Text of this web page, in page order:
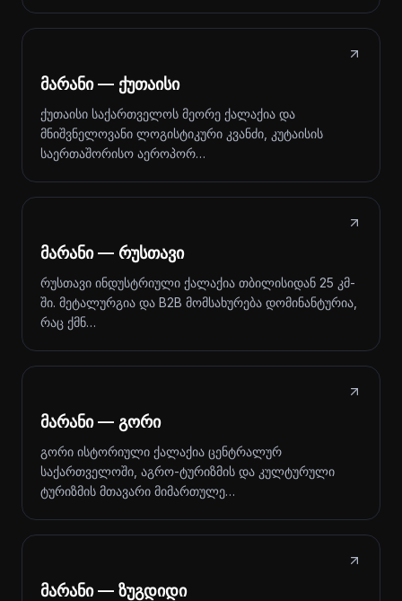
მარანი — ქუთაისი
ქუთაისი საქართველოს მეორე ქალაქია და
მნიშვნელოვანი ლოგისტიკური კვანძი, კუტაისის
საერთაშორისო აეროპორ…
მარანი — რუსთავი
რუსთავი ინდუსტრიული ქალაქია თბილისიდან 25 კმ-
ში. მეტალურგია და B2B მომსახურება დომინანტურია,
რაც ქმნ…
მარანი — გორი
გორი ისტორიული ქალაქია ცენტრალურ
საქართველოში, აგრო-ტურიზმის და კულტურული
ტურიზმის მთავარი მიმართულე…
მარანი — ზუგდიდი